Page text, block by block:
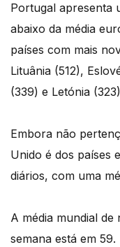
Portugal apresenta
abaixo da média
países com mais
Lituânia (512),
(339) e Letónia
Embora não
Unido é dos países
diários, com uma
A média mundial
semana está em 59.